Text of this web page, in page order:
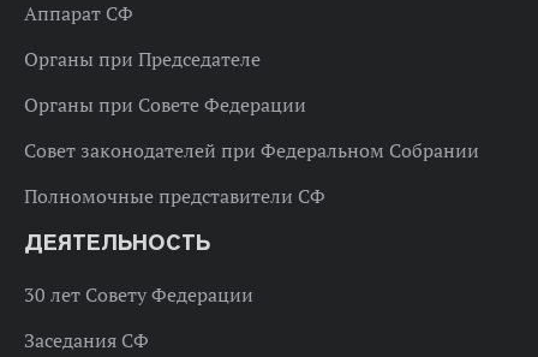
Аппарат СФ
Органы при Председателе
Органы при Совете Федерации
Совет законодателей при Федеральном Собрании
Полномочные представители СФ
ДЕЯТЕЛЬНОСТЬ
30 лет Совету Федерации
Заседания СФ